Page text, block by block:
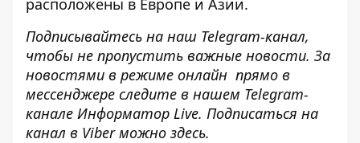
расположены в Европе и Азии.
Подписывайтесь на наш Telegram-канал,
чтобы не пропустить важные новости. За
новостями в режиме онлайн прямо в
мессенджере следите в нашем Telegram-
канале Информатор Live. Подписаться на
канал в Viber можно здесь.